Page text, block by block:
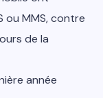
ou MMS, contre
de la
année